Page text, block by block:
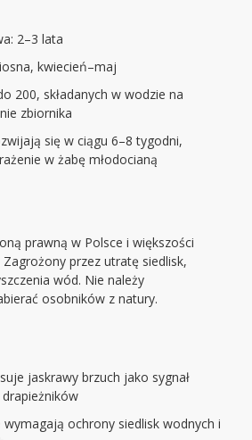
2–3 lata
kwiecień–maj
200, składanych w wodzie na
zbiornika
się w ciągu 6–8 tygodni,
w żabę młodocianą
prawną w Polsce i większości
przez utratę siedlisk,
wód. Nie należy
osobników z natury.
jaskrawy brzuch jako sygnał
wymagają ochrony siedlisk wodnych i